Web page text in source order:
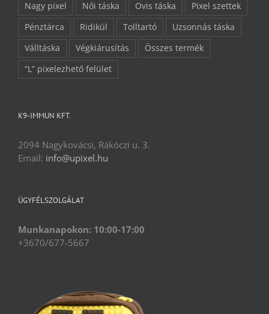
Nagy pixel
Női táska Ovis táska
Pixel szettek
Pénztárca
Ridikül Tolltartó
Uzsonnás táska
Válltáska
Végkiárusítás
Összes termék
“L” pixelezhető felület
K9-IMMUN KFT.
2094 Nagykovácsi, Rákóczi u. 3.
Email: info@upixel.hu
ÜGYFÉLSZOLGÁLAT
Munkanapokon: 10:00-17:00
+3670/677-5667